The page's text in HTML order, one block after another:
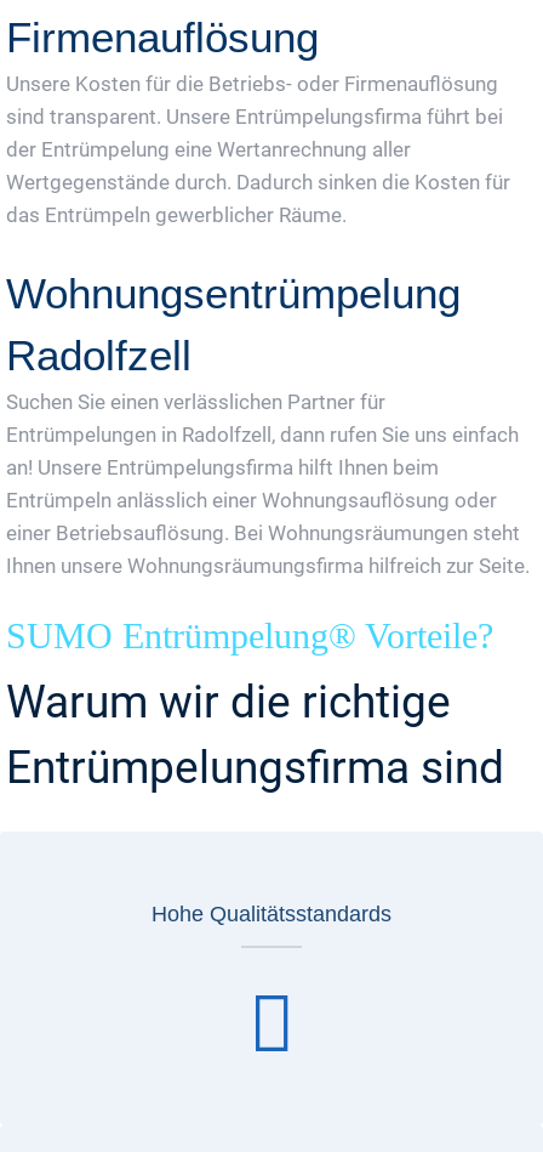
Firmenauflösung
Unsere Kosten für die Betriebs- oder Firmenauflösung
sind transparent. Unsere Entrümpelungsfirma führt bei
der Entrümpelung eine Wertanrechnung aller
Wertgegenstände durch. Dadurch sinken die Kosten für
das Entrümpeln gewerblicher Räume.
Wohnungsentrümpelung
Radolfzell
Suchen Sie einen verlässlichen Partner für
Entrümpelungen in Radolfzell, dann rufen Sie uns einfach
an! Unsere Entrümpelungsfirma hilft Ihnen beim
Entrümpeln anlässlich einer Wohnungsauflösung oder
einer Betriebsauflösung. Bei Wohnungsräumungen steht
Ihnen unsere Wohnungsräumungsfirma hilfreich zur Seite.
SUMO Entrümpelung® Vorteile?
Warum wir die richtige
Entrümpelungsfirma sind
Hohe Qualitätsstandards